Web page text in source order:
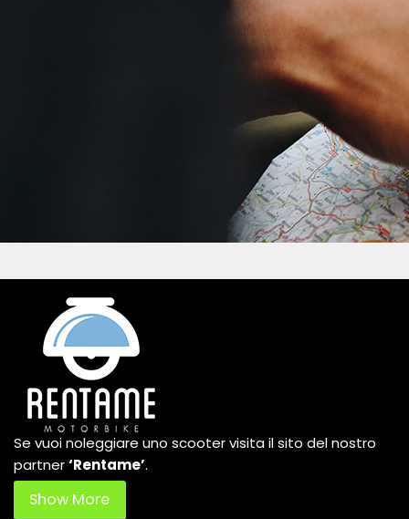
Se vuoi noleggiare uno scooter visita il sito del nostro
partner‘Rentame’.
Show More